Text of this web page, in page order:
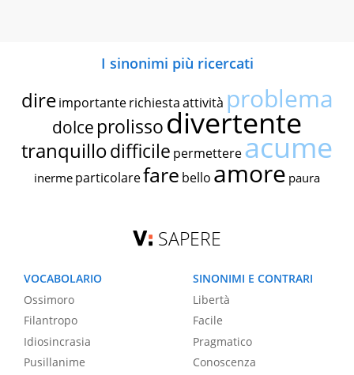
I sinonimi più ricercati
dire importante richiestaattività problema
dolce prolissodivertente
tranquillodifficile permettereacume
inerme particolarefare bello amore paura
SAPERE
VOCABOLARIO
Ossimoro
Filantropo
Idiosincrasia
Pusillanime
SINONIMI E CONTRARI
Libertà
Facile
Pragmatico
Conoscenza